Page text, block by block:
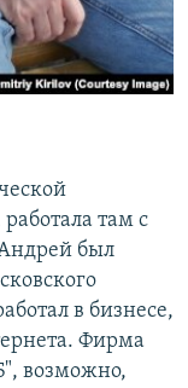
там с
был
в бизнесе,
Фирма
возможно,